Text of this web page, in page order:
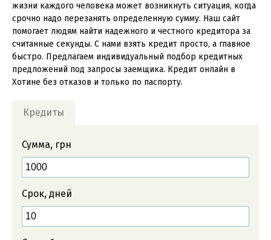
жизни каждого человека может возникнуть ситуация, когда
срочно надо перезанять определенную сумму. Наш сайт
помогает людям найти надежного и честного кредитора за
считанные секунды. С нами взять кредит просто, а главное
быстро. Предлагаем индивидуальный подбор кредитных
предложений под запросы заемщика. Кредит онлайн в
Хотине без отказов и только по паспорту.
Кредиты
Сумма, грн
Срок, дней